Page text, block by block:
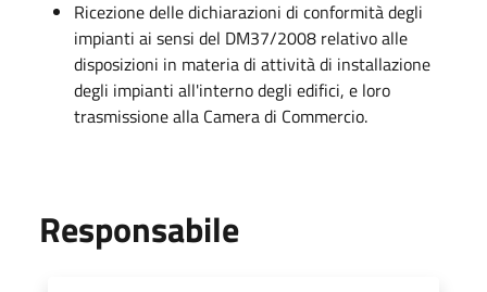
Ricezione delle dichiarazioni di conformità degli
impianti ai sensi del DM37/2008 relativo alle
disposizioni in materia di attività di installazione
degli impianti all'interno degli edifici, e loro
trasmissione alla Camera di Commercio.
Responsabile